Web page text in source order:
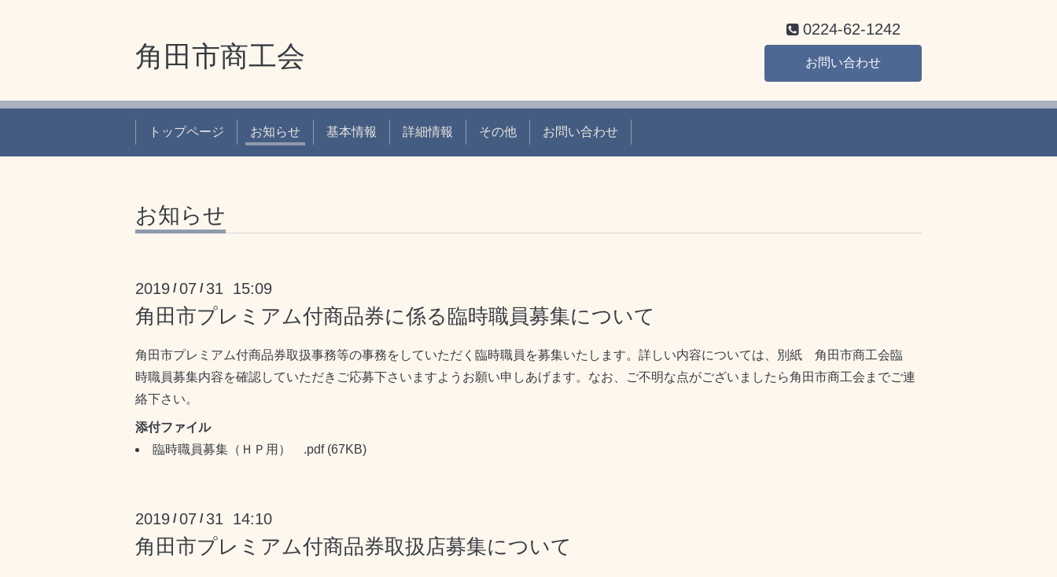
角田市商工会
0224-62-1242
お問い合わせ
トップページ お知らせ 基本情報 詳細情報 その他 お問い合わせ
お知らせ
2019 /07 / 31 15:09
角田市プレミアム付商品券に係る臨時職員募集について
角田市プレミアム付商品券取扱事務等の事務をしていただく臨時職員を募集いたします。詳しい内容については、別紙 角田市商工会臨
時職員募集内容を確認していただきご応募下さいますようお願い申しあげます。なお、ご不明な点がございましたら角田市商工会までご連
絡下さい。
添付ファイル
臨時職員募集（ＨＰ用） .pdf(67KB)
2019 /07 / 31 14:10
角田市プレミアム付商品券取扱店募集について